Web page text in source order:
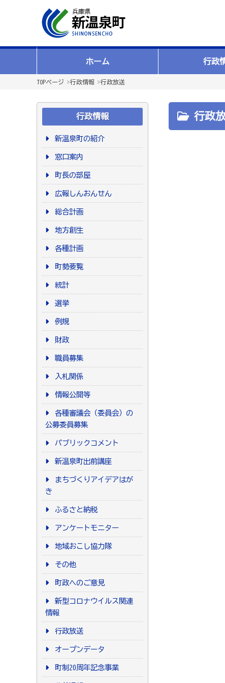
ホーム 行政
TOPページ >行政情報 >行政放送
行政情報
新温泉町の紹介
窓口案内
町長の部屋
広報しんおんせん
総合計画
地方創生
各種計画
町勢要覧
統計
選挙
例規
財政
職員募集
入札関係
情報公開等
各種審議会（委員会）の
公募委員募集
パブリックコメント
新温泉町出前講座
まちづくりアイデアはが
き
ふるさと納税
アンケートモニター
地域おこし協力隊
その他
町政へのご意見
新型コロナウイルス関連
情報
行政放送
オープンデータ
町制20周年記念事業
行政